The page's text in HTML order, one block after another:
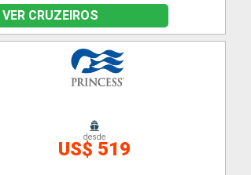
VER CRUZEIROS
desde
US$ 519